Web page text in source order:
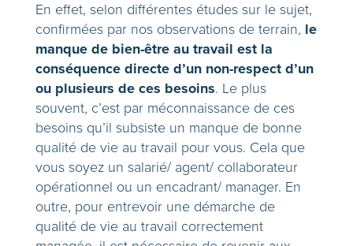
En effet, selon différentes études sur le sujet,
confirmées par nos observations de terrain, le
manque de bien-être au travail est la
conséquence directe d’un non-respect d’un
ou plusieurs de ces besoins. Le plus
souvent, c’est par méconnaissance de ces
besoins qu’il subsiste un manque de bonne
qualité de vie au travail pour vous. Cela que
vous soyez un salarié/ agent/ collaborateur
opérationnel ou un encadrant/ manager. En
outre, pour entrevoir une démarche de
qualité de vie au travail correctement